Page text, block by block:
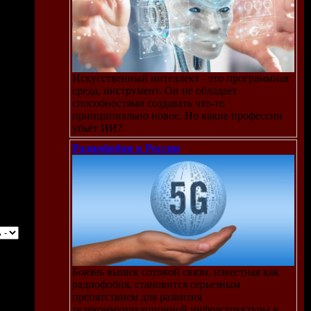
Искусственный интеллект - это программная
среда, инструмент. Он не обладает
способностями создавать что-то
принципиально новое. Но какие профессии
убьёт ИИ?
Радиофобия в России
Боязнь вышек сотовой связи, известная как
радиофобия, становится серьезным
препятствием для развития